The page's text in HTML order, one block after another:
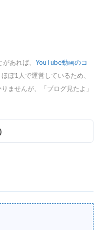
あれば、 YouTube動画のコ
ぼ1人で運営しているため、
ませんが、「ブログ見たよ」